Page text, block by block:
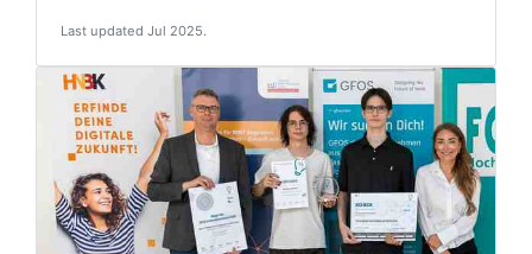
Last updated Jul 2025.